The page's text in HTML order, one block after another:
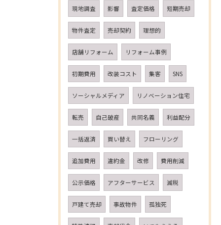
現地調査 影響 査定価格 短期売却
物件査定 売却契約 理想的
店舗リフォーム リフォーム事例
初期費用 改装コスト 集客 SNS
ソーシャルメディア リノベーション住宅
転売 自己破産 共同名義 利益配分
一括返済 買い替え フローリング
追加費用 違約金 改修 費用削減
公示価格 アフターサービス 減税
戸建て売却 事故物件 孤独死